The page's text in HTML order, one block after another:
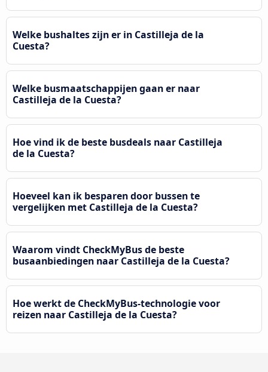
Welke bushaltes zijn er in Castilleja de la
Cuesta?
Welke busmaatschappijen gaan er naar
Castilleja de la Cuesta?
Hoe vind ik de beste busdeals naar Castilleja
de la Cuesta?
Hoeveel kan ik besparen door bussen te
vergelijken met Castilleja de la Cuesta?
Waarom vindt CheckMyBus de beste
busaanbiedingen naar Castilleja de la Cuesta?
Hoe werkt de CheckMyBus-technologie voor
reizen naar Castilleja de la Cuesta?